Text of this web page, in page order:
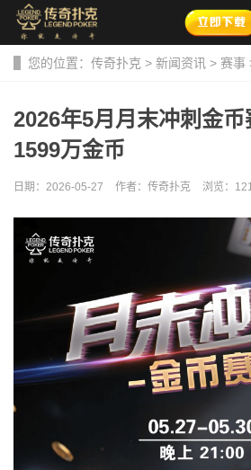
您的位置： 传奇扑克 > 新闻资讯 > 赛事
2026年5月月末冲刺金
1599万金币
日期：2026-05-27 作者：传奇扑克 浏览：